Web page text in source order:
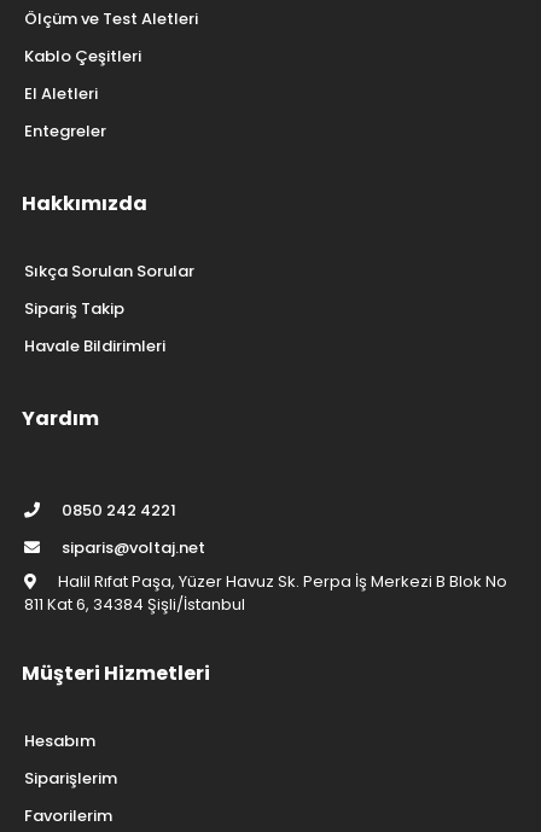
Ölçüm ve Test Aletleri
Kablo Çeşitleri
El Aletleri
Entegreler
Hakkımızda
Sıkça Sorulan Sorular
Sipariş Takip
Havale Bildirimleri
Yardım
0850 242 4221
siparis@voltaj.net
Halil Rıfat Paşa, Yüzer Havuz Sk. Perpa İş Merkezi B Blok No
811 Kat 6, 34384 Şişli/İstanbul
Müşteri Hizmetleri
Hesabım
Siparişlerim
Favorilerim